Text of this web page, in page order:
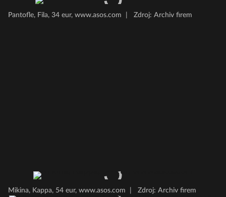
Pantofle, Fila, 34 eur, www.asos.com Zdroj: Archiv firem
Mikina, Kappa, 54 eur, www.asos.com Zdroj: Archiv firem